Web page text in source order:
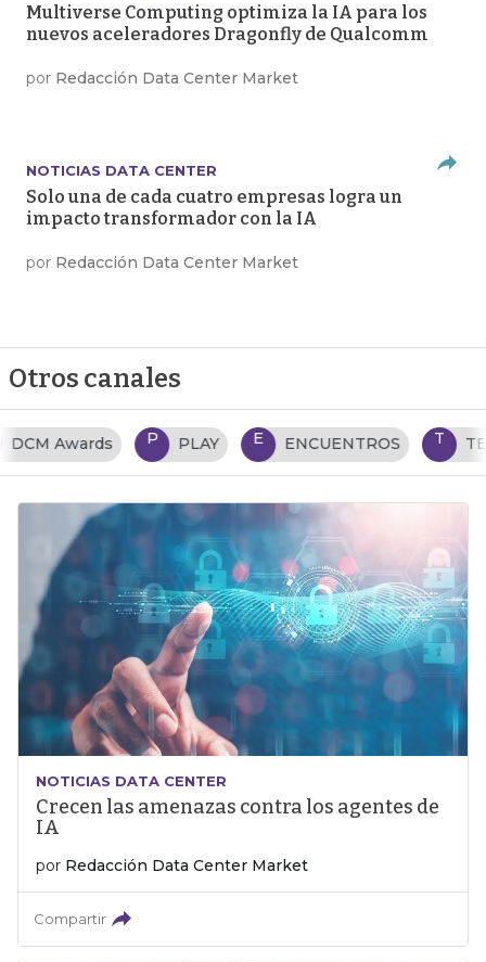
Multiverse Computing optimiza la IA para los
nuevos aceleradores Dragonfly de Qualcomm
por Redacción Data Center Market
NOTICIAS DATA CENTER
Solo una de cada cuatro empresas logra un
impacto transformador con la IA
por Redacción Data Center Market
Otros canales
P PLAY E ENCUENTROS T TENDENCIAS TI
NOTICIAS DATA CENTER
Crecen las amenazas contra los agentes de
IA
por Redacción Data Center Market
Compartir